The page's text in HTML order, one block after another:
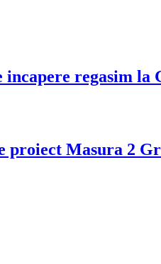
incapere regasim la
proiect Masura 2